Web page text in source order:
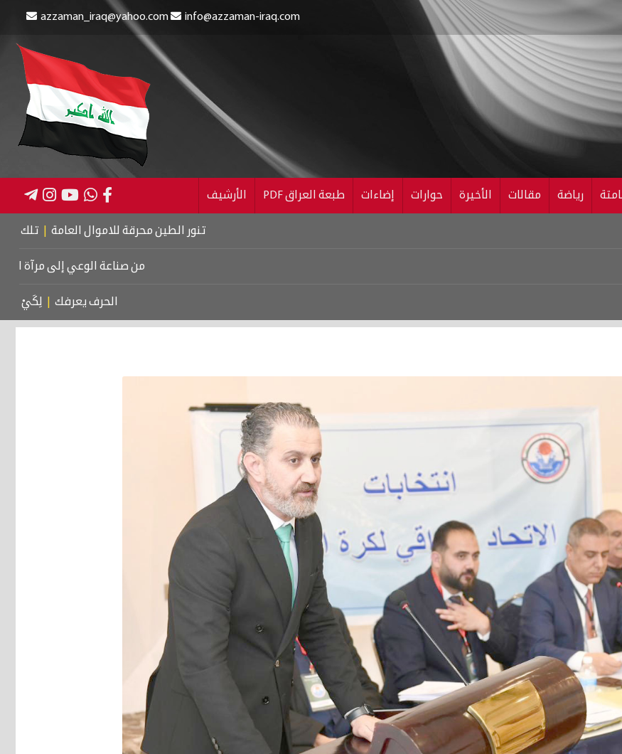
azzaman_iraq@yahoo.com info@azzaman-iraq.com
رياضة مقالات الأخيرة حوارات إضاءات طبعة العراق PDF الأرشيف
تنور الطين محرقة للاموال العامة | تلك اللحظات |
من صناعة الوعي إلى مرآة السلبيات
الحرف يعرفك | لِكَيْ أُبَالِغَ فِي